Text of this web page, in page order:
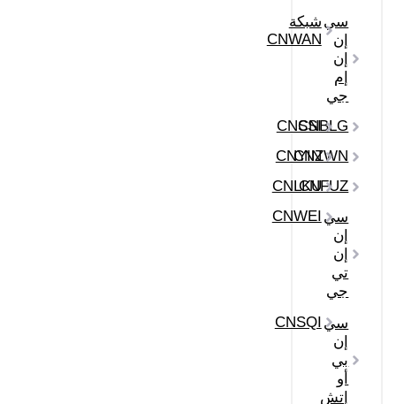
سي
إن
إن
إم
جي
شبكة
CNWAN
CNBLG
CNSSI
CNZWN
CNYIN
CNFUZ
CNLKU
سي
إن
إن
تي
جي
CNWEI
سي
إن
بي
أو
إتش
CNSQI